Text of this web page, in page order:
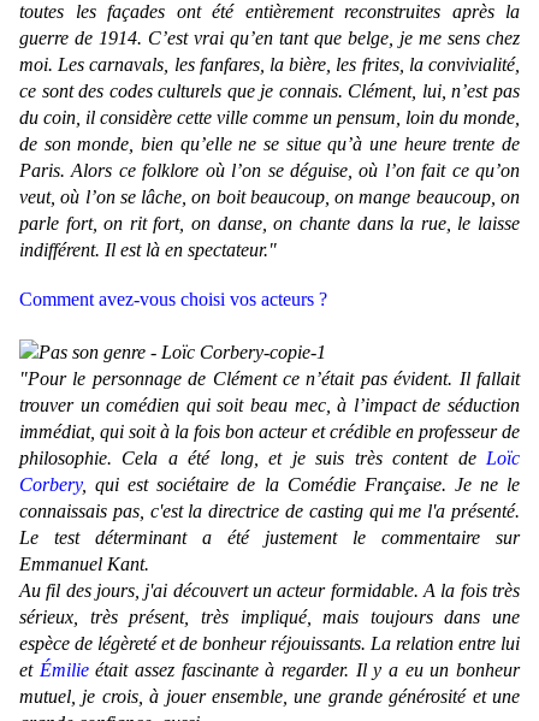
toutes les façades ont été entièrement reconstruites après la
guerre de 1914. C’est vrai qu’en tant que belge, je me sens chez
moi. Les carnavals, les fanfares, la bière, les frites, la convivialité,
ce sont des codes culturels que je connais. Clément, lui, n’est pas
du coin, il considère cette ville comme un pensum, loin du monde,
de son monde, bien qu’elle ne se situe qu’à une heure trente de
Paris. Alors ce folklore où l’on se déguise, où l’on fait ce qu’on
veut, où l’on se lâche, on boit beaucoup, on mange beaucoup, on
parle fort, on rit fort, on danse, on chante dans la rue, le laisse
indifférent. Il est là en spectateur."
Comment avez-vous choisi vos acteurs ?
"Pour le personnage de Clément ce n’était pas évident. Il fallait
trouver un comédien qui soit beau mec, à l’impact de séduction
immédiat, qui soit à la fois bon acteur et crédible en professeur de
philosophie. Cela a été long, et je suis très content de Loïc
Corbery, qui est sociétaire de la Comédie Française. Je ne le
connaissais pas, c'est la directrice de casting qui me l'a présenté.
Le test déterminant a été justement le commentaire sur
Emmanuel Kant.
Au fil des jours, j'ai découvert un acteur formidable. A la fois très
sérieux, très présent, très impliqué, mais toujours dans une
espèce de légèreté et de bonheur réjouissants. La relation entre lui
et Émilieétait assez fascinante à regarder. Il y a eu un bonheur
mutuel, je crois, à jouer ensemble, une grande générosité et une